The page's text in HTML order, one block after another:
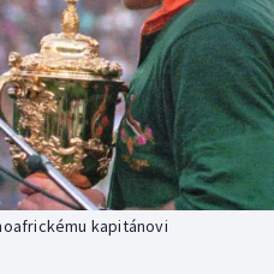
kapitánovi